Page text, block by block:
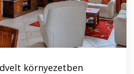
környezetben